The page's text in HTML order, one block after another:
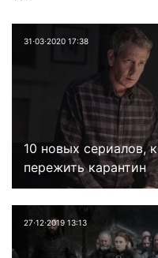
31⋅03⋅2020 17:38
10 новых сериалов,
пережить карантин
27⋅12⋅2019 13:13